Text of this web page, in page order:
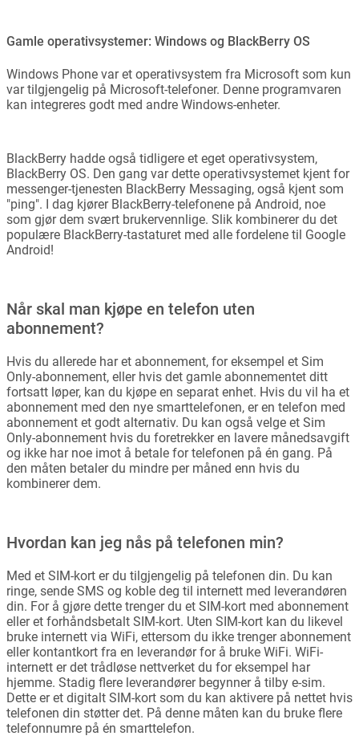
Gamle operativsystemer: Windows og BlackBerry OS
Windows Phone var et operativsystem fra Microsoft som kun
var tilgjengelig på Microsoft-telefoner. Denne programvaren
kan integreres godt med andre Windows-enheter.
BlackBerry hadde også tidligere et eget operativsystem,
BlackBerry OS. Den gang var dette operativsystemet kjent for
messenger-tjenesten BlackBerry Messaging, også kjent som
"ping". I dag kjører BlackBerry-telefonene på Android, noe
som gjør dem svært brukervennlige. Slik kombinerer du det
populære BlackBerry-tastaturet med alle fordelene til Google
Android!
Når skal man kjøpe en telefon uten
abonnement?
Hvis du allerede har et abonnement, for eksempel et Sim
Only-abonnement, eller hvis det gamle abonnementet ditt
fortsatt løper, kan du kjøpe en separat enhet. Hvis du vil ha et
abonnement med den nye smarttelefonen, er en telefon med
abonnement et godt alternativ. Du kan også velge et Sim
Only-abonnement hvis du foretrekker en lavere månedsavgift
og ikke har noe imot å betale for telefonen på én gang. På
den måten betaler du mindre per måned enn hvis du
kombinerer dem.
Hvordan kan jeg nås på telefonen min?
Med et SIM-kort er du tilgjengelig på telefonen din. Du kan
ringe, sende SMS og koble deg til internett med leverandøren
din. For å gjøre dette trenger du et SIM-kort med abonnement
eller et forhåndsbetalt SIM-kort. Uten SIM-kort kan du likevel
bruke internett via WiFi, ettersom du ikke trenger abonnement
eller kontantkort fra en leverandør for å bruke WiFi. WiFi-
internett er det trådløse nettverket du for eksempel har
hjemme. Stadig flere leverandører begynner å tilby e-sim.
Dette er et digitalt SIM-kort som du kan aktivere på nettet hvis
telefonen din støtter det. På denne måten kan du bruke flere
telefonnumre på én smarttelefon.